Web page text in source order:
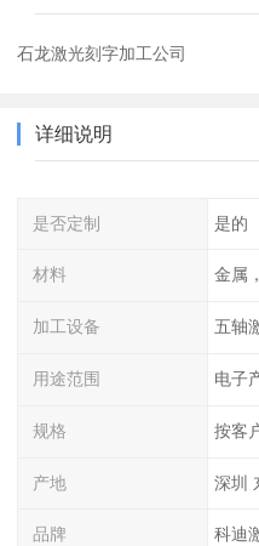
石龙激光刻字加工公司
详细说明
是否定制 是的
材料 金属
加工设备 五轴
用途范围 电子
规格 按客
产地 深圳
品牌 科迪